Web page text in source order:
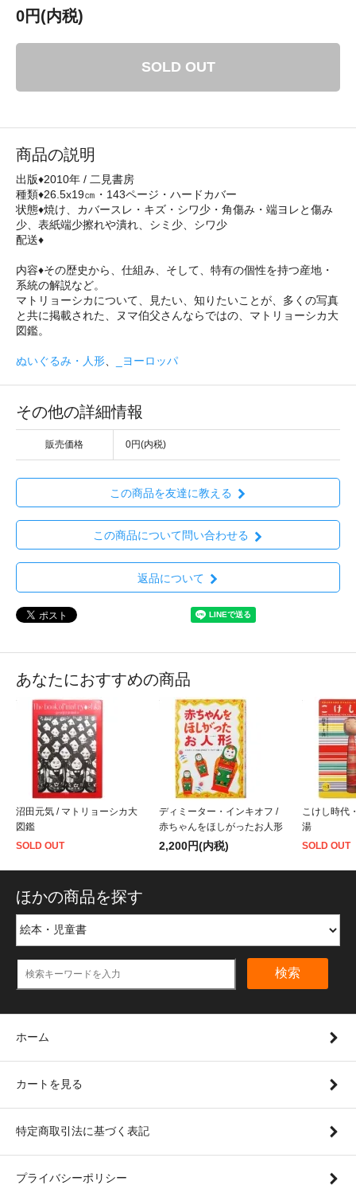
0円(内税)
SOLD OUT
商品の説明
出版♦2010年 / 二見書房
種類♦26.5x19㎝・143ページ・ハードカバー
状態♦焼け、カバースレ・キズ・シワ少・角傷み・端ヨレと傷み
少、表紙端少擦れや潰れ、シミ少、シワ少
配送♦
内容♦その歴史から、仕組み、そして、特有の個性を持つ産地・
系統の解説など。
マトリョーシカについて、見たい、知りたいことが、多くの写真
と共に掲載された、ヌマ伯父さんならではの、マトリョーシカ大
図鑑。
ぬいぐるみ・人形 _ヨーロッパ
その他の詳細情報
販売価格 0円(内税)
この商品を友達に教える
この商品について問い合わせる
返品について
あなたにおすすめの商品
沼田元気 / マトリョーシカ大
図鑑
SOLD OUT
ディミーター・インキオフ /
赤ちゃんをほしがったお人形
2,200円(内税)
こけし時代
湯
SOLD OUT
ほかの商品を探す
検索
ホーム
カートを見る
特定商取引法に基づく表記
プライバシーポリシー